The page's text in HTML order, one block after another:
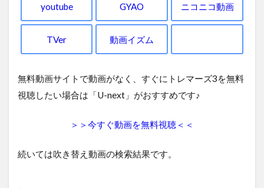
youtube GYAO ニコニコ動画
TVer 動画イズム
無料動画サイトで動画がなく、すぐにトレマーズ3を無料
視聴したい場合は「U-next」がおすすめです♪
＞＞今すぐ動画を無料視聴＜＜
続いては吹き替え動画の検索結果です。